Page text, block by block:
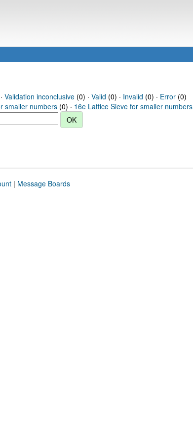
Validation inconclusive(0) · Valid (0) · Invalid (0) · Error(0)
smaller numbers (0) · 16e Lattice Sieve for smaller numbers
| Message Boards